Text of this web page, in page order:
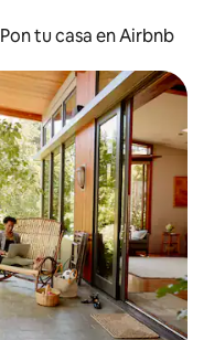
Pon tu casa en Airbnb